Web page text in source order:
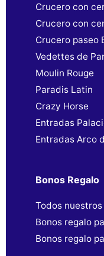
Crucero con
Crucero con
Crucero paseo
Vedettes de
Moulin Rouge
Paradis Latin
Crazy Horse
Entradas
Entradas Arco
Bonos Regalo
Todos
Bonos regalo
Bonos regalo